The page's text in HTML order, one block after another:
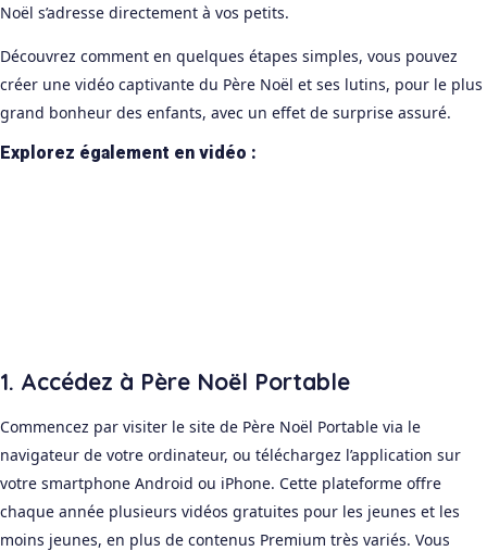
Noël s’adresse directement à vos petits.
Découvrez comment en quelques étapes simples, vous pouvez
créer une vidéo captivante du Père Noël et ses lutins, pour le plus
grand bonheur des enfants, avec un effet de surprise assuré.
Explorez également en vidéo :
1. Accédez à Père Noël Portable
Commencez par visiter le site de Père Noël Portable via le
navigateur de votre ordinateur, ou téléchargez l’application sur
votre smartphone Android ou iPhone. Cette plateforme offre
chaque année plusieurs vidéos gratuites pour les jeunes et les
moins jeunes, en plus de contenus Premium très variés. Vous